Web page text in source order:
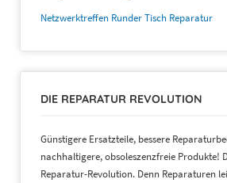
Netzwerktreffen Runder Tisch Reparatur
DIE REPARATUR REVOLUTION
Günstigere Ersatzteile, bessere
nachhaltigere, obsoleszenzfreie Produkte!
Reparatur-Revolution. Denn Reparaturen